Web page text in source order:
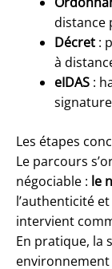
distance
Décret :
à
eIDAS :
Les étapes
Le parcours
négociable : le
l’authenticité
intervient
En pratique, la